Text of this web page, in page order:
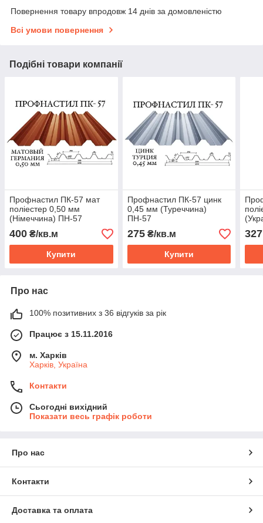
Повернення товару впродовж 14 днів за домовленістю
Всі умови повернення
Подібні товари компанії
Профнастил ПК-57 мат
поліестер 0,50 мм
(Німеччина) ПН-57
400 ₴/кв.м
Купити
Профнастил ПК-57 цинк
0,45 мм (Туреччина)
ПН-57
275₴/кв.м
Купити
327
Про нас
100% позитивних з 36 відгуків за рік
Працює з 15.11.2016
м. Харків
Харків, Україна
Контакти
Сьогодні вихідний
Показати весь графік роботи
Про нас
Контакти
Доставка та оплата